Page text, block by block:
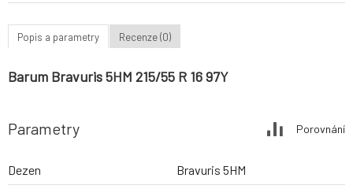
Popis a parametry Recenze (0)
Barum Bravuris 5HM 215/55 R 16 97Y
Parametry Porovnání
Dezen
Bravuris 5HM